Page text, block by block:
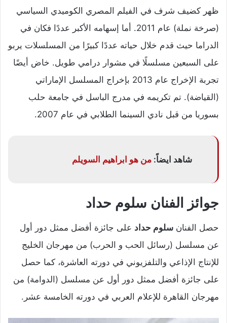
ظهر كضيف شرف في الفيلم المصري الكوميدي السياسي
(صرخة نملة) عام 2011. أما إسهامه الأكبر عددًا فكان في
الدراما حيث قدم خلال حياته عددًا كبيرًا من المسلسلات يربو
على السبعين مسلسلًا في مشوار درامي طويل. خاض أيضًا
تجربة الإخراج عام 2013 بإخراج المسلسل الإماراتي
(القياضة). تم تكريمه في مدرج الباسل في جامعة حلب
بسوريا من قبل نادي السينما الطلابي في عام 2007
.
شاهد ايضاً: من هو ابراهيم السويلم
جوائز الفنان سلوم حداد
حصل الفنان سلوم حداد على جائزة أفضل ممثل دور أول
عن مسلسل (رسائل الحب و الحرب) من مهرجان الخليج
للإنتاج الإذاعي والتلفزيوني في دورته العاشرة، كما حصل
على جائزة أفضل ممثل دور أول عن مسلسل (الدوامة) من
مهرجان القاهرة للإعلام العربي في دورته الخامسة عشر.